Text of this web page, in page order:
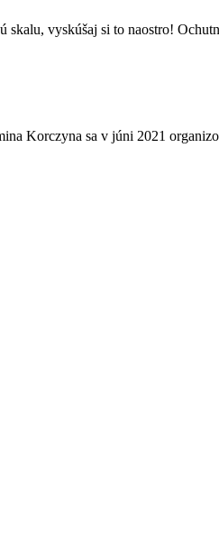
vyskúšaj si to naostro!
Korczyna sa v júni 2021